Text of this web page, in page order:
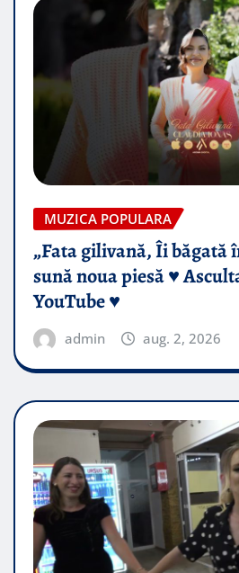
MUZICA POPULARA
„Fata gilivană, Îi băgată
sună noua piesă ♥️
YouTube ♥️
admin aug. 2, 2026